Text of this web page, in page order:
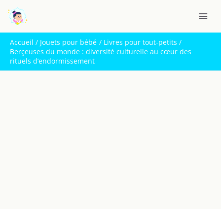
contenu
Accueil
Jouets pour bébé
Livres pour tout-petits
Berçeuses du monde : diversité culturelle au cœur des
rituels d’endormissement
e
c
h
e